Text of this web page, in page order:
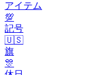
アイテム
💯
記号
🇺🇸
旗
🎊